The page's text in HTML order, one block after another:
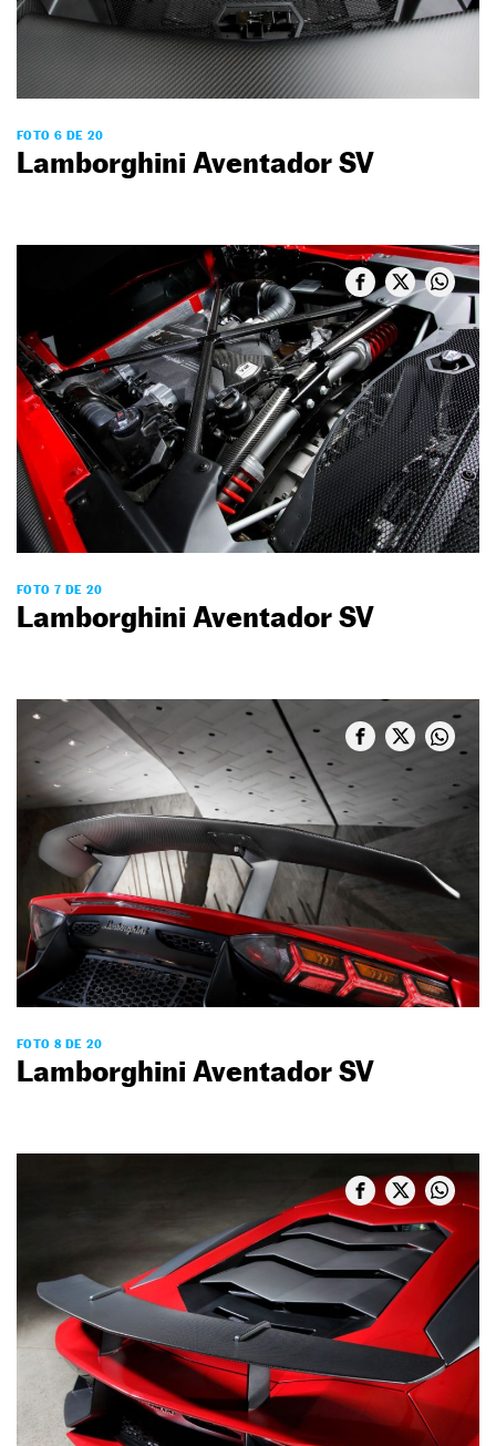
FOTO 6 DE 20
Lamborghini Aventador SV
FOTO 7 DE 20
Lamborghini Aventador SV
FOTO 8 DE 20
Lamborghini Aventador SV